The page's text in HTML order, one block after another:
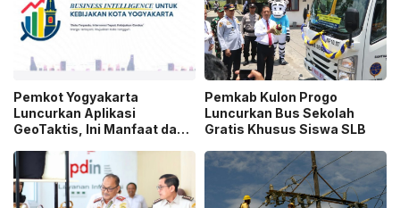
Pemkot Yogyakarta
Luncurkan Aplikasi
GeoTaktis, Ini Manfaat dan
Pemkab Kulon Progo
Luncurkan Bus Sekolah
Gratis Khusus Siswa SLB